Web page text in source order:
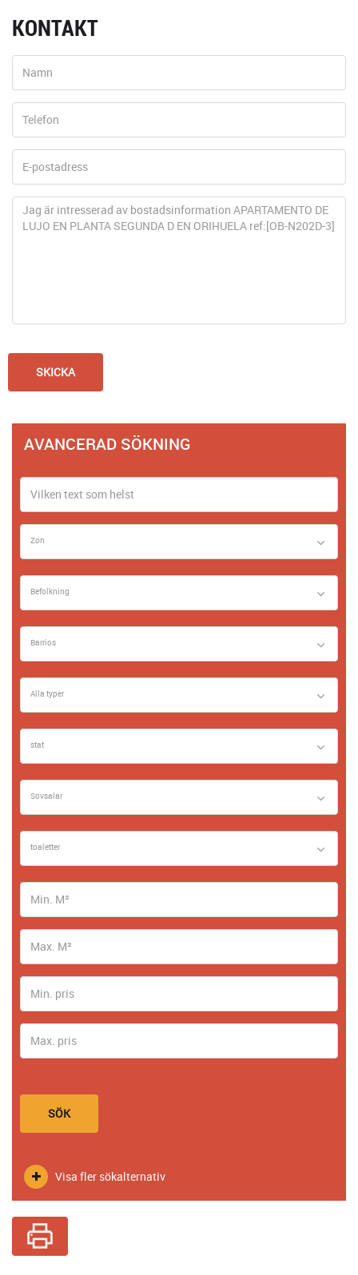
KONTAKT
AVANCERAD SÖKNING
Zon
Befolkning
Barrios
Alla typer
stat
Sovsalar
toaletter
SÖK
Visa fler sökalternativ